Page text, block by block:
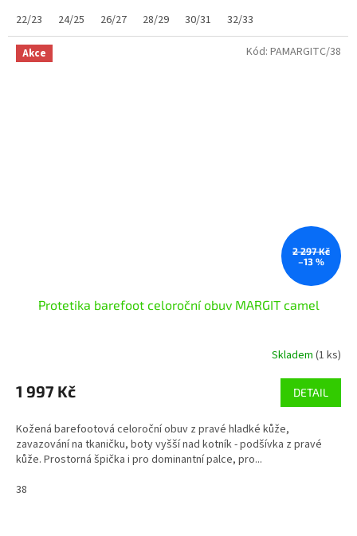
22/23 24/25 26/27 28/29 30/31 32/33
Akce
2 297 Kč
–13 %
Protetika barefoot celoroční obuv MARGIT camel
Skladem (1 ks)
1 997 Kč DETAIL
Kožená barefootová celoroční obuv z pravé hladké kůže,
zavazování na tkaničku, boty vyšší nad kotník - podšívka z pravé
kůže. Prostorná špička i pro dominantní palce, pro...
38
Kód: PAMARGITC/38